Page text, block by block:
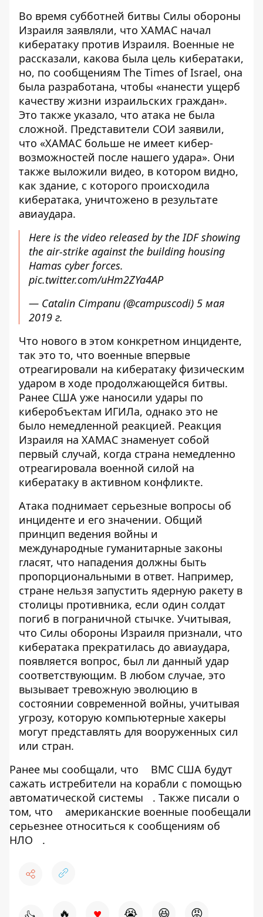
Во время субботней битвы Силы обороны
Израиля заявляли, что ХАМАС начал
кибератаку против Израиля. Военные не
рассказали, какова была цель кибератаки,
но, по сообщениям The Times of Israel, она
была разработана, чтобы «нанести ущерб
качеству жизни израильских граждан».
Это также указало, что атака не была
сложной. Представители СОИ заявили,
что «ХАМАС больше не имеет кибер-
возможностей после нашего удара». Они
также выложили видео, в котором видно,
как здание, с которого происходила
кибератака, уничтожено в результате
авиаудара.
Here is the video released by the IDF showing
the air-strike against the building housing
Hamas cyber forces.
pic.twitter.com/uHm2ZYa4AP
— Catalin Cimpanu (@campuscodi) 5 мая
2019 г.
Что нового в этом конкретном инциденте,
так это то, что военные впервые
отреагировали на кибератаку физическим
ударом в ходе продолжающейся битвы.
Ранее США уже наносили удары по
киберобъектам ИГИЛа, однако это не
было немедленной реакцией. Реакция
Израиля на ХАМАС знаменует собой
первый случай, когда страна немедленно
отреагировала военной силой на
кибератаку в активном конфликте.
Атака поднимает серьезные вопросы об
инциденте и его значении. Общий
принцип ведения войны и
международные гуманитарные законы
гласят, что нападения должны быть
пропорциональными в ответ. Например,
стране нельзя запустить ядерную ракету в
столицы противника, если один солдат
погиб в пограничной стычке. Учитывая,
что Силы обороны Израиля признали, что
кибератака прекратилась до авиаудара,
появляется вопрос, был ли данный удар
соответствующим. В любом случае, это
вызывает тревожную эволюцию в
состоянии современной войны, учитывая
угрозу, которую компьютерные хакеры
могут представлять для вооруженных сил
или стран.
Ранее мы сообщали, что
ВМС США будут
сажать истребители на корабли с помощью
автоматической системы
. Также писали о
том, что
американские военные пообещали
серьезнее относиться к сообщениям об
НЛО
.
🔥 😭 😆 😡